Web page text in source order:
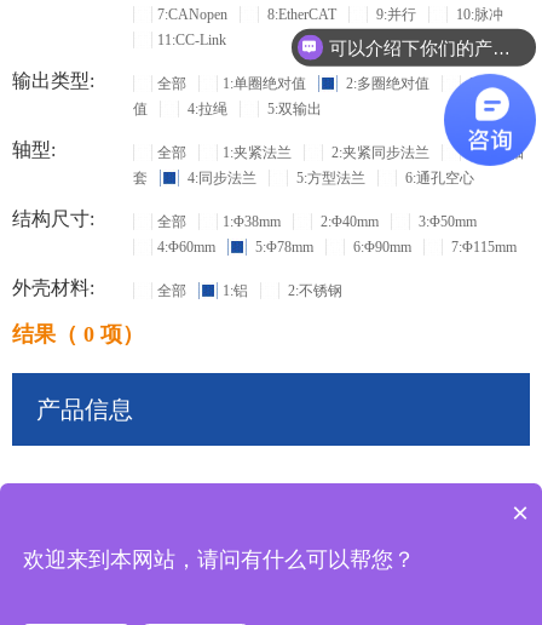
7:CANopen
8:EtherCAT 9:并行
10:脉冲
11:CC-Link
输出类型: 全部 1:单圈绝对值 2:多圈绝对值
3:增量
值
4:拉绳 5:双输出
轴型: 全部 1:夹紧法兰 2:夹紧同步法兰
3:盲孔轴
套
4:同步法兰 5:方型法兰 6:通孔空心
结构尺寸: 全部 1:Φ38mm 2:Φ40mm
3:Φ50mm
4:Φ60mm
5:Φ78mm 6:Φ90mm 7:Φ115mm
外壳材料: 全部 1:铝 2:不锈钢
结果（ 0 项）
产品信息
可以介绍下你们的产品么？
×
欢迎来到本网站，请问有什么可以帮您？